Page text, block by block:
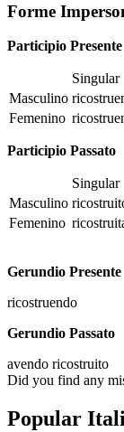
Forme
Participio Presente
Singular
Masculino
Femenino
Participio Passato
Singular
Masculino
Femenino
Gerundio Presente
ricostruendo
Gerundio Passato
avendo ricostruito
Did you find any
Popular